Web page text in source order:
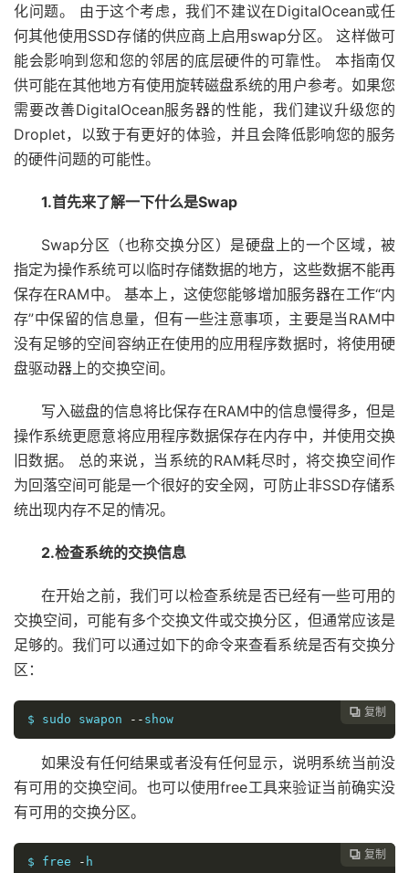
化问题。 由于这个考虑，我们不建议在DigitalOcean或任
何其他使用SSD存储的供应商上启用swap分区。 这样做可
能会影响到您和您的邻居的底层硬件的可靠性。 本指南仅
供可能在其他地方有使用旋转磁盘系统的用户参考。如果您
需要改善DigitalOcean服务器的性能，我们建议升级您的
Droplet，以致于有更好的体验，并且会降低影响您的服务
的硬件问题的可能性。
1.首先来了解一下什么是Swap
Swap分区（也称交换分区）是硬盘上的一个区域，被
指定为操作系统可以临时存储数据的地方，这些数据不能再
保存在RAM中。 基本上，这使您能够增加服务器在工作“内
存”中保留的信息量，但有一些注意事项，主要是当RAM中
没有足够的空间容纳正在使用的应用程序数据时，将使用硬
盘驱动器上的交换空间。
写入磁盘的信息将比保存在RAM中的信息慢得多，但是
操作系统更愿意将应用程序数据保存在内存中，并使用交换
旧数据。 总的来说，当系统的RAM耗尽时，将交换空间作
为回落空间可能是一个很好的安全网，可防止非SSD存储系
统出现内存不足的情况。
2.检查系统的交换信息
在开始之前，我们可以检查系统是否已经有一些可用的
交换空间，可能有多个交换文件或交换分区，但通常应该是
足够的。我们可以通过如下的命令来查看系统是否有交换分
区：
 复制
$ sudo swapon -- show
如果没有任何结果或者没有任何显示，说明系统当前没
有可用的交换空间。也可以使用free工具来验证当前确实没
有可用的交换分区。
 复制
$ free - h